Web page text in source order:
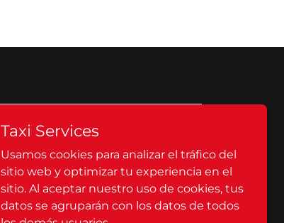
Taxi Services
Usamos cookies para analizar el tráfico del
sitio web y optimizar tu experiencia en el
sitio. Al aceptar nuestro uso de cookies, tus
datos se agruparán con los datos de todos